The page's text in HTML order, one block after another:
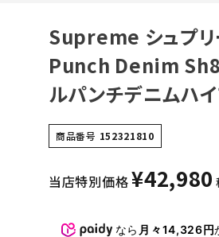
Supreme シュプ
Punch Denim
ルパンチデニムハ
商品番号 152321810
当店特別価格¥42,980
なら 月々14,326円